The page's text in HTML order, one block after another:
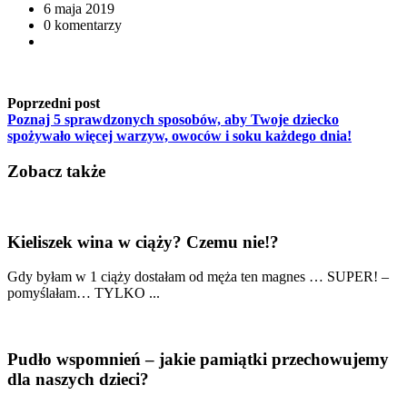
6 maja 2019
0 komentarzy
Poprzedni post
Poznaj 5 sprawdzonych sposobów, aby Twoje dziecko
spożywało więcej warzyw, owoców i soku każdego dnia!
Zobacz także
Kieliszek wina w ciąży? Czemu nie!?
Gdy byłam w 1 ciąży dostałam od męża ten magnes … SUPER! –
pomyślałam… TYLKO ...
Pudło wspomnień – jakie pamiątki przechowujemy
dla naszych dzieci?